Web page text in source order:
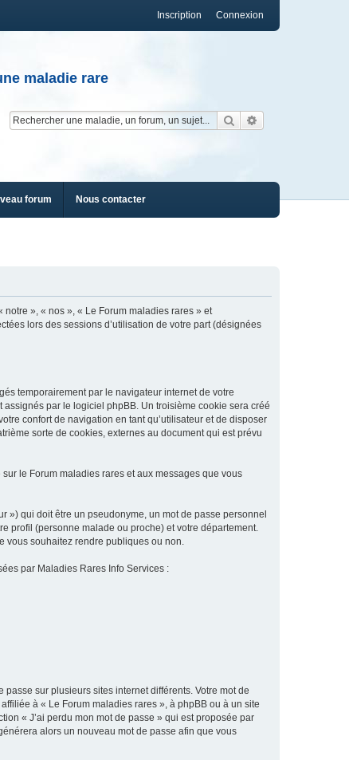
Connexion
Inscription
maladie rare
Rechercher
forum Nous contacter
», « nos », « Le Forum maladies rares » et
lors des sessions d’utilisation de votre part (désignées
temporairement par le navigateur internet de votre
par le logiciel phpBB. Un troisième cookie sera créé
confort de navigation en tant qu’utilisateur et de disposer
sorte de cookies, externes au document qui est prévu
le Forum maladies rares et aux messages que vous
») qui doit être un pseudonyme, un mot de passe personnel
profil (personne malade ou proche) et votre département.
vous souhaitez rendre publiques ou non.
par Maladies Rares Info Services :
sur plusieurs sites internet différents. Votre mot de
à « Le Forum maladies rares », à phpBB ou à un site
« J’ai perdu mon mot de passe » qui est proposée par
alors un nouveau mot de passe afin que vous